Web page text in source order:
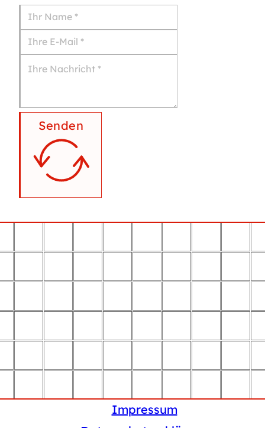
Impressum
Datenschutzerklärung
Cookies-Richtlinien (EU)